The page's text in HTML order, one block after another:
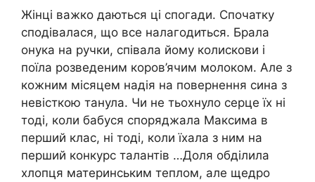
Жінці важко даються ці спогади. Спочатку
сподівалася, що все налагодиться. Брала
онука на ручки, співала йому колискови і
поїла розведеним коров’ячим молоком. Але з
кожним місяцем надія на повернення сина з
невісткою танула. Чи не тьохнуло серце їх ні
тоді, коли бабуся споряджала Максима в
перший клас, ні тоді, коли їхала з ним на
перший конкурс талантів …Доля обділила
хлопця материнським теплом, але щедро